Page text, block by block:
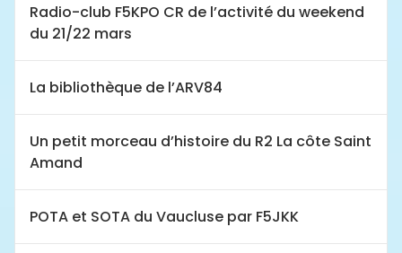
Radio-club F5KPO CR de l’activité du weekend
du 21/22 mars
La bibliothèque de l’ARV84
Un petit morceau d’histoire du R2 La côte Saint
Amand
POTA et SOTA du Vaucluse par F5JKK